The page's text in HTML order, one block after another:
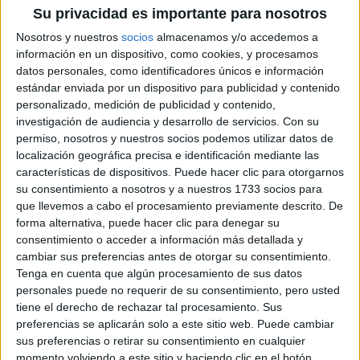
Su privacidad es importante para nosotros
Nosotros y nuestros socios almacenamos y/o accedemos a
información en un dispositivo, como cookies, y procesamos
datos personales, como identificadores únicos e información
estándar enviada por un dispositivo para publicidad y contenido
personalizado, medición de publicidad y contenido,
investigación de audiencia y desarrollo de servicios. Con su
permiso, nosotros y nuestros socios podemos utilizar datos de
localización geográfica precisa e identificación mediante las
características de dispositivos. Puede hacer clic para otorgarnos
su consentimiento a nosotros y a nuestros 1733 socios para
que llevemos a cabo el procesamiento previamente descrito. De
forma alternativa, puede hacer clic para denegar su
consentimiento o acceder a información más detallada y
cambiar sus preferencias antes de otorgar su consentimiento.
Tenga en cuenta que algún procesamiento de sus datos
personales puede no requerir de su consentimiento, pero usted
tiene el derecho de rechazar tal procesamiento. Sus
preferencias se aplicarán solo a este sitio web. Puede cambiar
sus preferencias o retirar su consentimiento en cualquier
momento volviendo a este sitio y haciendo clic en el botón
Aleida
Sobre ti
Soy: Chica
Nombre:
Aleida
Judith
Sobre ti
Soy: Chica
Nombre:
Judith
first anterior ... 360 361 362(current)
363 364